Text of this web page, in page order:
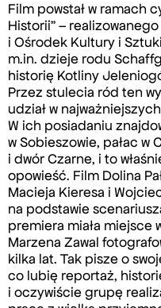
Film powstał w ramach
Historii” –
i Ośrodek Kultury i
m.in. dzieje rodu
historię Kotliny
Przez stulecia ród ten
udział w
W ich posiadaniu
w Sobieszowie, pałac w
i dwór Czarne, i to
opowieść. Film Dolina
Macieja Kieresa i
na podstawie
premiera miała miejsce
Marzena Zawal
kilka lat. Tak pisze o
co lubię reportaż,
i oczywiście grupę